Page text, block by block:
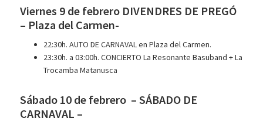
Viernes 9 de febrero DIVENDRES DE PREGÓ
– Plaza del Carmen-
22:30h. AUTO DE CARNAVAL en Plaza del Carmen.
23:30h. a 03:00h. CONCIERTO La Resonante Basuband + La
Trocamba Matanusca
Sábado 10 de febrero – SÁBADO DE
CARNAVAL –